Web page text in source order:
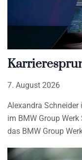
7. August 2026
Alexandra
im BMW Group
das BMW Group